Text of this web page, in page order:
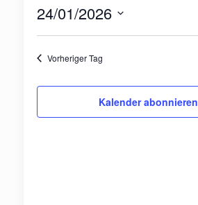
24.
Januar
2026
24/01/2026
Datum
Vorheriger Tag
Kalender abonnieren